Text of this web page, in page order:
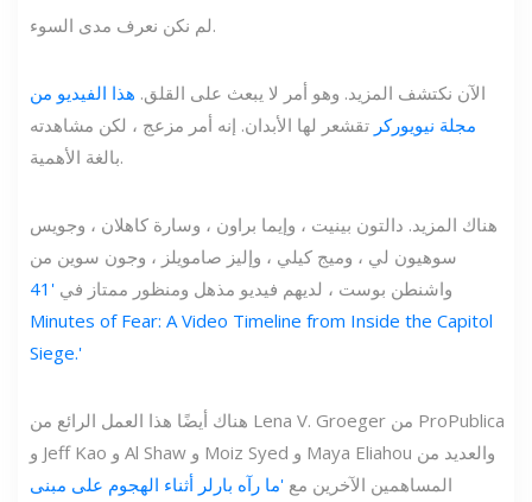
لم نكن نعرف مدى السوء.
الآن نكتشف المزيد. وهو أمر لا يبعث على القلق. هذا الفيديو من
مجلة نيويوركر تقشعر لها الأبدان. إنه أمر مزعج ، لكن مشاهدته
بالغة الأهمية.
هناك المزيد. دالتون بينيت ، وإيما براون ، وسارة كاهلان ، وجويس
سوهيون لي ، وميج كيلي ، وإليز صامويلز ، وجون سوين من
واشنطن بوست ، لديهم فيديو مذهل ومنظور ممتاز في '41
Minutes of Fear: A Video Timeline from Inside the Capitol
Siege.'
هناك أيضًا هذا العمل الرائع من Lena V. Groeger من ProPublica
و Jeff Kao و Al Shaw و Moiz Syed و Maya Eliahou والعديد من
المساهمين الآخرين مع 'ما رآه بارلر أثناء الهجوم على مبنى